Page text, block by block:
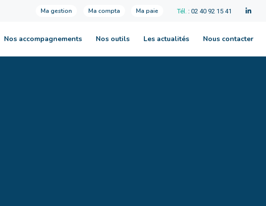
Ma gestion Ma compta Ma paie Tél. : 02 40 92 15 41
Nos accompagnements Nos outils Les actualités Nous contacter